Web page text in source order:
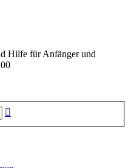
Hilfe für Anfänger und